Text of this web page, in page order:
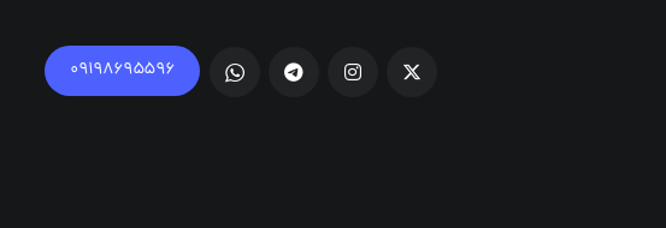
۰۹۱۹۸۶۹۵۵۹۶